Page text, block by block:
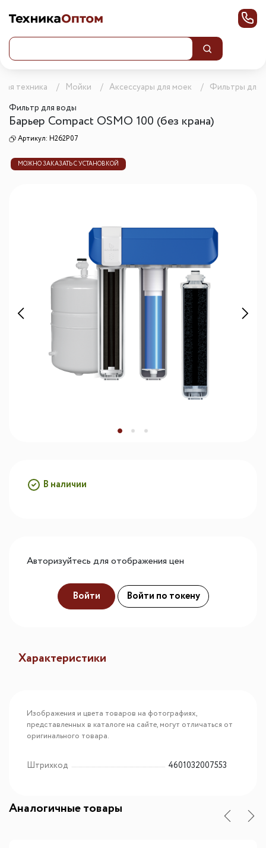
техника Мойки Аксессуары для моек
Фильтры для
Фильтр для воды
Барьер Compact OSMO 100 (без крана)
Артикул: Н262Р07
МОЖНО ЗАКАЗАТЬ С УСТАНОВКОЙ
В наличии
Авторизуйтесь для отображения цен
Войти Войти по токену
Характеристики
Изображения и цвета товаров на фотографиях,
представленных в каталоге на сайте, могут отличаться от
оригинального товара.
Штрихкод 4601032007553
Аналогичные товары